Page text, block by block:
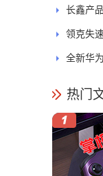
长鑫产
士
领克失
释
全新华
热门